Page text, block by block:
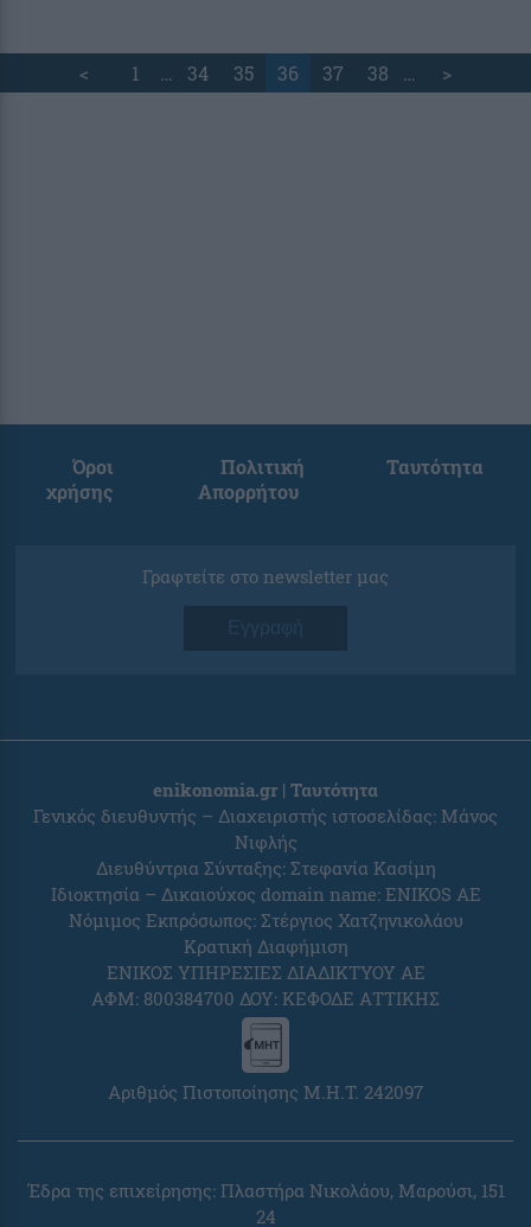
< 1 … 34 35 36 37 38 … >
Όροι
χρήσης
Πολιτική
Απορρήτου
Ταυτότητα
Γραφτείτε στο newsletter μας
Εγγραφή
enikonomia.gr | Ταυτότητα
Γενικός διευθυντής – Διαχειριστής ιστοσελίδας: Μάνος
Νιφλής
Διευθύντρια Σύνταξης: Στεφανία Κασίμη
Ιδιοκτησία – Δικαιούχος domain name: ENIKOS AE
Νόμιμος Εκπρόσωπος: Στέργιος Χατζηνικολάου
Κρατική Διαφήμιση
ΕΝΙΚΟΣ ΥΠΗΡΕΣΙΕΣ ΔΙΑΔΙΚΤΥΟΥ ΑΕ
ΑΦΜ: 800384700 ΔΟΥ: ΚΕΦΟΔΕ ΑΤΤΙΚΗΣ
Αριθμός Πιστοποίησης Μ.Η.Τ. 242097
Έδρα της επιχείρησης: Πλαστήρα Νικολάου, Μαρούσι, 151
24